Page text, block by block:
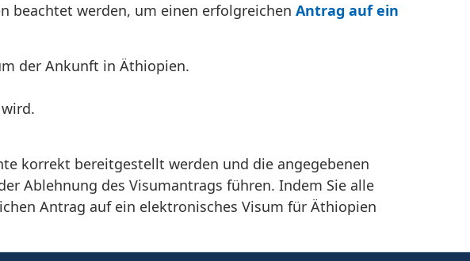
beachtet werden, um einen erfolgreichen Antrag auf ein
der Ankunft in Äthiopien.
korrekt bereitgestellt werden und die angegebenen
Ablehnung des Visumantrags führen. Indem Sie alle
Antrag auf ein elektronisches Visum für Äthiopien